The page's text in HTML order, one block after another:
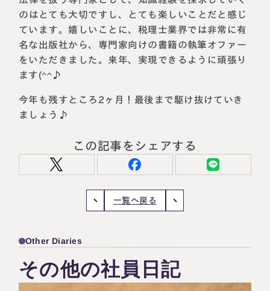
のはとても大切ですし、とても楽しいことだと感じ
ています。嬉しいことに、税理士業界では非常に有
名な出版社から、専門家向けの書籍の執筆オファー
をいただきました。来年、実現できるように頑張り
ます(^^♪
今年も残すところ2ヶ月！最後まで駆け抜けていき
ましょう♪
この記事をシェアする
一覧へ戻る
Other Diaries
その他の社員日記